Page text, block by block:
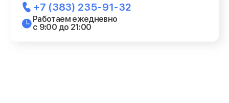
+7 (383) 235-91-32
Работаем ежедневно
с 9:00 до 21:00